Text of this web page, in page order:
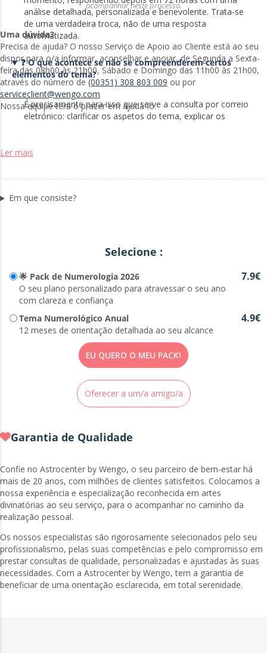
análise detalhada, personalizada e benevolente. Trata-se
de uma verdadeira troca, não de uma resposta
automatizada.
❓ O que acontece se não se compreenderem certos
elementos do tema?
É precisamente para isso que serve a consulta por correio
eletrónico: clarificar os aspetos do tema, explicar os
quotidiana. O numerólogo está presente para tornar
de compreensão dos seus ciclos pessoais. Que atenção
✨ A numerologia é realmente eficaz?
A numerologia é uma ciência milenar utilizada por
numerosas civilizações. Revela os ciclos naturais que
ritmam a nossa existência e ajuda a compreender as
energias em ação na vida. Não se trata de adivinhação,
de antecipação que permite tomar melhores decisões, no
momento certo, em harmonia com os ciclos pessoais.
acompanhar neste processo.
Uma dúvida?
Precisa de ajuda? O nosso Serviço de Apoio ao Cliente está ao seu
dispor para o/a informar, aconselhar e apoiar, de Segunda a Sexta-
feira das 08h00 às 21h00, Sábado e Domingo das 11h00 às 21h00,
através do número de (00351) 308 803 009 ou por
serviceclient@wengo.com
Nossa equipe terá o prazer em ajudá-lo.
Ler mais
Em que consiste?
Selecione :
🌟 Pack de Numerologia 2026
O seu plano personalizado para atravessar o seu ano
com clareza e confiança
7.9€
Tema Numerológico Anual
12 meses de orientação detalhada ao seu alcance
4.9€
EU QUERO O MEU PACK!
Oferecer a um/a amigo/a
Garantia de Qualidade
Confie no Astrocenter by Wengo, o seu parceiro de bem-estar há
mais de 20 anos, com milhões de clientes satisfeitos. Colocamos a
nossa experiência e especialização reconhecida em artes
divinatórias ao seu serviço, para o acompanhar no caminho da
realização pessoal.
Os nossos especialistas são rigorosamente selecionados pelo seu
profissionalismo, pelas suas competências e pelo compromisso em
prestar consultas de qualidade, personalizadas e ajustadas às suas
necessidades. Com a Astrocenter by Wengo, tem a garantia de
beneficiar de uma orientação esclarecida, em total serenidade.